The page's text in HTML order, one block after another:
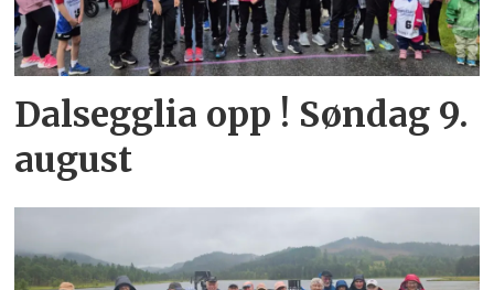
Dalsegglia opp ! Søndag 9.
august